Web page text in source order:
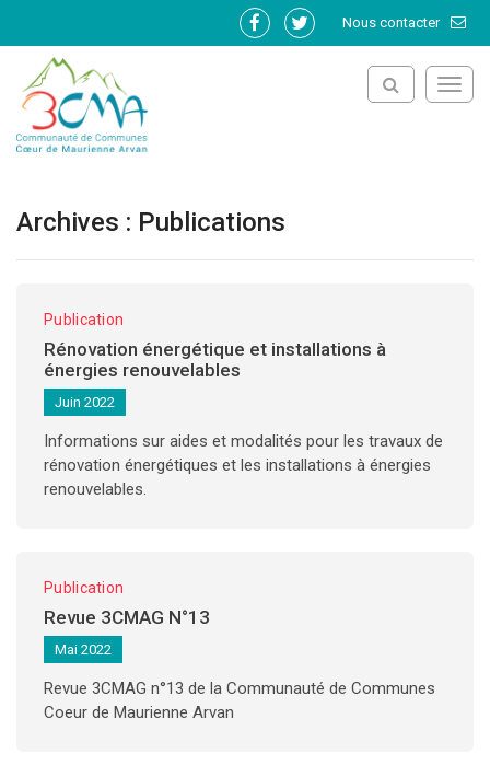
Nous contacter
Lien
Lien
Archives : Publications
Publication
Rénovation énergétique et installations à
énergies renouvelables
Juin 2022
Informations sur aides et modalités pour les travaux de
rénovation énergétiques et les installations à énergies
renouvelables.
Publication
Revue 3CMAG N°13
Mai 2022
Revue 3CMAG n°13 de la Communauté de Communes
Coeur de Maurienne Arvan